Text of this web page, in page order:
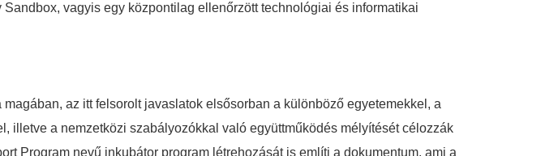
vagyis egy központilag ellenőrzött technológiai és informatikai
az itt felsorolt javaslatok elsősorban a különböző egyetemekkel, a
illetve a nemzetközi szabályozókkal való együttműködés mélyítését célozzák
Program nevű inkubátor program létrehozását is említi a dokumentum, ami a